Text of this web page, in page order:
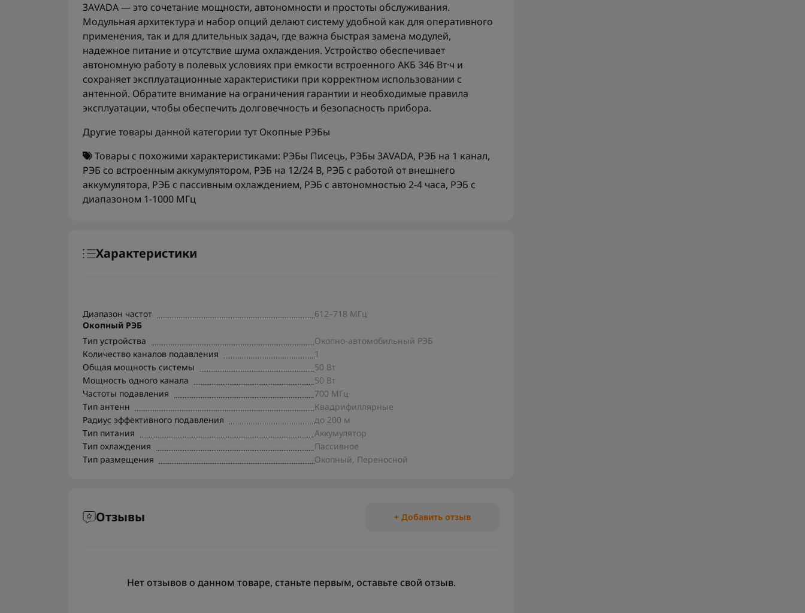
ЗАVADA — это сочетание мощности, автономности и простоты обслуживания.
Модульная архитектура и набор опций делают систему удобной как для оперативного
применения, так и для длительных задач, где важна быстрая замена модулей,
надежное питание и отсутствие шума охлаждения. Устройство обеспечивает
автономную работу в полевых условиях при емкости встроенного АКБ 346 Вт·ч и
сохраняет эксплуатационные характеристики при корректном использовании с
антенной. Обратите внимание на ограничения гарантии и необходимые правила
эксплуатации, чтобы обеспечить долговечность и безопасность прибора.
Другие товары данной категории тут Окопные РЭБы
Товары с похожими характеристиками: РЭБы Писець, РЭБы ЗАVADA, РЭБ на 1 канал,
РЭБ со встроенным аккумулятором, РЭБ на 12/24 В, РЭБ с работой от внешнего
аккумулятора, РЭБ с пассивным охлаждением, РЭБ с автономностью 2-4 часа, РЭБ с
диапазоном 1-1000 МГц
Характеристики
Диапазон частот
612–718 МГц
Окопный РЭБ
Тип устройства
Окопно-автомобильный РЭБ
Количество каналов подавления
1
Общая мощность системы
50 Вт
Мощность одного канала
50 Вт
Частоты подавления
700 МГц
Тип антенн
Квадрифиллярные
Радиус эффективного подавления
до 200 м
Тип питания
Аккумулятор
Тип охлаждения
Пассивное
Тип размещения
Окопный, Переносной
Отзывы + Добавить отзыв
Нет отзывов о данном товаре, станьте первым, оставьте свой отзыв.